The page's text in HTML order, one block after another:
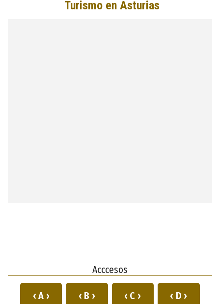
Acccesos
‹ A › ‹ B › ‹ C › ‹ D ›